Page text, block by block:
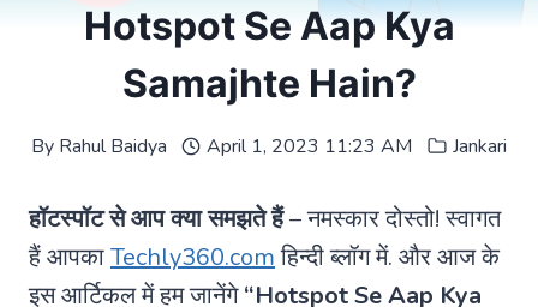
Hotspot Se Aap Kya
Samajhte Hain?
By Rahul Baidya April 1, 2023 11:23 AM Jankari
हॉटस्पॉट से आप क्या समझते हैं– नमस्कार दोस्तो! स्वागत
हैं आपकाTechly360.comहिन्दी ब्लॉग में. और आज के
इस आर्टिकल में हम जानेंगे“Hotspot Se Aap Kya